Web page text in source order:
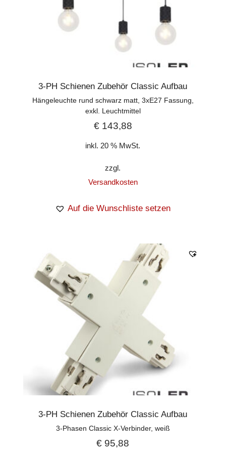
3-PH Schienen Zubehör Classic Aufbau
Hängeleuchte rund schwarz matt, 3xE27 Fassung,
exkl. Leuchtmittel
€143,88
inkl. 20 % MwSt.
zzgl.
Versandkosten
Auf die Wunschliste setzen
3-PH Schienen Zubehör Classic Aufbau
3-Phasen Classic X-Verbinder, weiß
€ 95,88